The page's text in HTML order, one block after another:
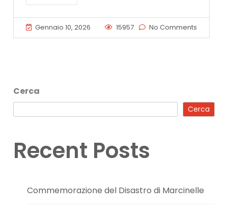
Gennaio 10, 2026 15957 No Comments
Cerca
Cerca
Recent Posts
Commemorazione del Disastro di Marcinelle